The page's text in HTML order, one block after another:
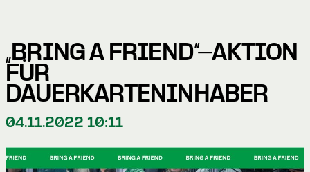
„BRING A FRIEND“-AKTION
FÜR
DAUERKARTENINHABER
04.11.2022 10:11